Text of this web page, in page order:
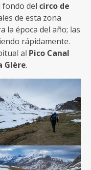
fondo del circo de
de esta zona
la época del año; las
rápidamente.
al Pico Canal
Glère.